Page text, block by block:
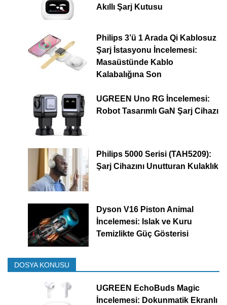
Akıllı Şarj Kutusu
Philips 3’ü 1 Arada Qi Kablosuz
Şarj İstasyonu İncelemesi:
Masaüstünde Kablo
Kalabalığına Son
UGREEN Uno RG İncelemesi:
Robot Tasarımlı GaN Şarj Cihazı
Philips 5000 Serisi (TAH5209):
Şarj Cihazını Unutturan Kulaklık
Dyson V16 Piston Animal
İncelemesi: Islak ve Kuru
Temizlikte Güç Gösterisi
DOSYA KONUSU
UGREEN EchoBuds Magic
İncelemesi: Dokunmatik Ekranlı